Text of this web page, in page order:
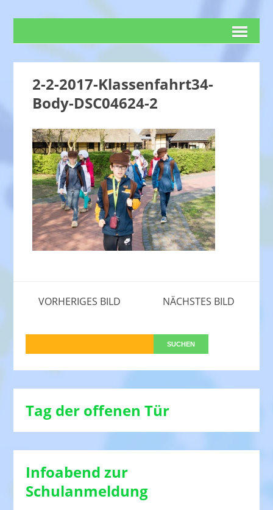
2-2-2017-Klassenfahrt34-
Body-DSC04624-2
VORHERIGES BILD NÄCHSTES BILD
Tag der offenen Tür
Infoabend zur
Schulanmeldung